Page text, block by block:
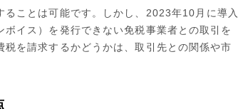
ることは可能です。しかし、2023年10月に導入
イス）を発行できない免税事業者との取引を
を請求するかどうかは、取引先との関係や市